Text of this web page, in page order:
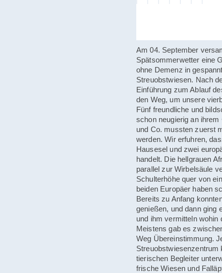
Am 04. September
Spätsommerwetter eine
ohne Demenz in
Streuobstwiesen. Nach
Einführung zum Ablauf
den Weg, um unsere
Fünf freundliche und
schon neugierig an
und Co. mussten zuerst
werden. Wir erfuhren,
Hausesel und zwei
handelt. Die hellgrauen
parallel zur Wirbelsäule
Schulterhöhe quer von
beiden Europäer haben
Bereits zu Anfang
genießen, und dann ging
und ihm vermitteln wohin
Meistens gab es
Weg Übereinstimmung.
tierischen Begleiter
frische Wiesen und